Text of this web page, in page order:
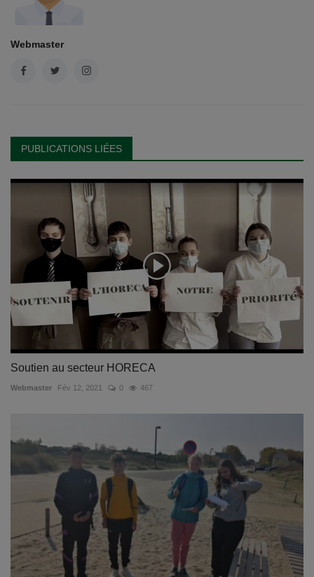
Webmaster
PUBLICATIONS LIÉES
Soutien au secteur HORECA
Webmaster Fév 12, 2021 0 467